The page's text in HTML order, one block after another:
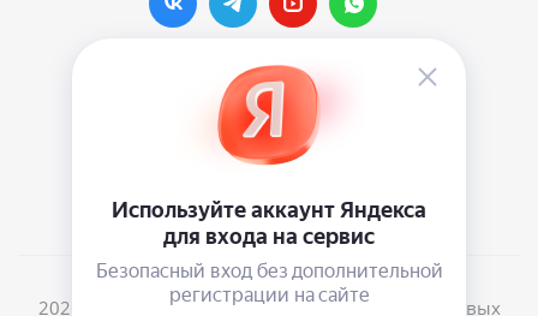
Наши контакты
info@vinylmarkt.ru
2026 © Винилмаркт - интернет-магазин виниловых